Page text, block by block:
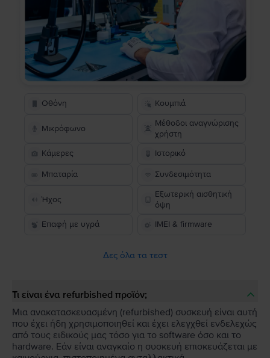
Οθόνη Κουμπιά
Μικρόφωνο
Μέθοδοι αναγνώρισης
χρήστη
Κάμερες
Ιστορικό
Μπαταρία Συνδεσιμότητα
Ήχος
Εξωτερική αισθητική
όψη
Επαφή με υγρά
IMEI & firmware
Δες όλα τα τεστ
Τι είναι ένα refurbished προϊόν;
Μια ανακατασκευασμένη (refurbished) συσκευή είναι αυτή
που έχει ήδη χρησιμοποιηθεί και έχει ελεγχθεί ενδελεχώς
από τους ειδικούς μας τόσο για το software όσο και το
hardware. Εάν είναι αναγκαίο η συσκευή επισκευάζεται με